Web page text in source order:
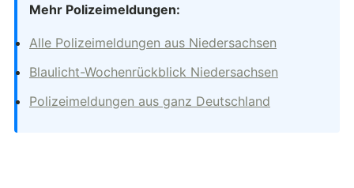
Mehr Polizeimeldungen:
Alle Polizeimeldungen aus Niedersachsen
Blaulicht-Wochenrückblick Niedersachsen
Polizeimeldungen aus ganz Deutschland